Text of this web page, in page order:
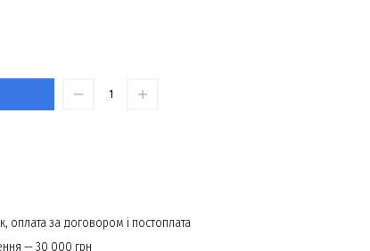
оплата за договором і постоплата
— 30 000 грн